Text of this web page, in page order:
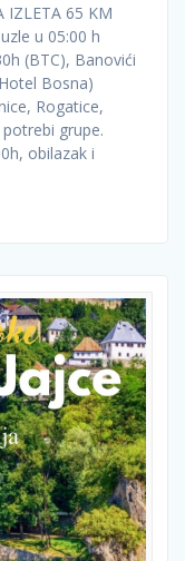
IZLETA 65 KM
u 05:00 h
(BTC), Banovići
Bosna)
Rogatice,
grupe.
obilazak i